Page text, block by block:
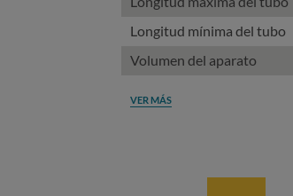
Longitud mínima del tubo
Volumen del aparato
VER MÁS